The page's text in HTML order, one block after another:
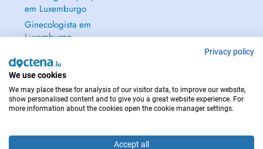
em Luxemburgo
Ginecologista em
Luxemburgo
EM CASO DE EMERGÊNCIA, CONTACTE : 112
Privacy policy
We use cookies
We may place these for analysis of our visitor data, to improve our website,
show personalised content and to give you a great website experience. For
more information about the cookies open the cookie manager settings.
Accept all